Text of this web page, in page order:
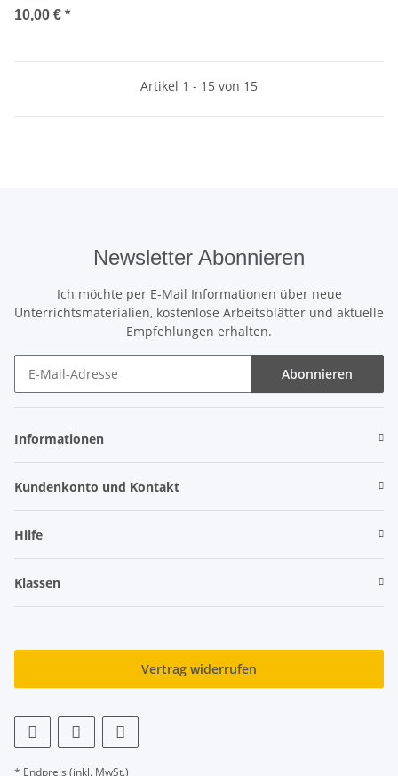
10,00 € *
Artikel 1 - 15 von 15
Newsletter Abonnieren
Ich möchte per E-Mail Informationen über neue
Unterrichtsmaterialien, kostenlose Arbeitsblätter und aktuelle
Empfehlungen erhalten.
Abonnieren
Informationen
Kundenkonto und Kontakt
Hilfe
Klassen
Vertrag widerrufen
* Endpreis (inkl. MwSt.)